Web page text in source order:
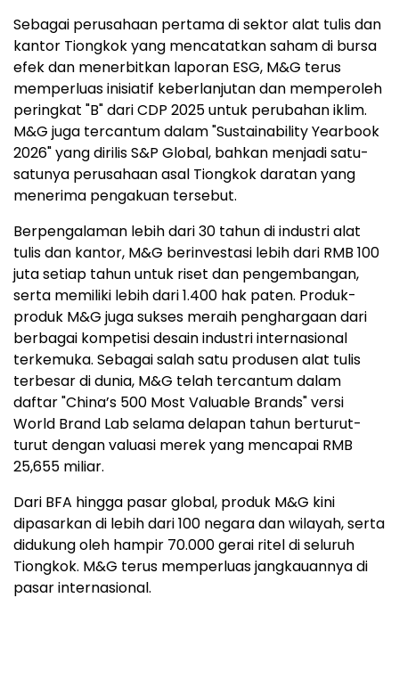
Sebagai perusahaan pertama di sektor alat tulis dan
kantor Tiongkok yang mencatatkan saham di bursa
efek dan menerbitkan laporan ESG, M&G terus
memperluas inisiatif keberlanjutan dan memperoleh
peringkat "B" dari CDP 2025 untuk perubahan iklim.
M&G juga tercantum dalam "Sustainability Yearbook
2026" yang dirilis S&P Global, bahkan menjadi satu-
satunya perusahaan asal Tiongkok daratan yang
menerima pengakuan tersebut.
Berpengalaman lebih dari 30 tahun di industri alat
tulis dan kantor, M&G berinvestasi lebih dari RMB 100
juta setiap tahun untuk riset dan pengembangan,
serta memiliki lebih dari 1.400 hak paten. Produk-
produk M&G juga sukses meraih penghargaan dari
berbagai kompetisi desain industri internasional
terkemuka. Sebagai salah satu produsen alat tulis
terbesar di dunia, M&G telah tercantum dalam
daftar "China’s 500 Most Valuable Brands" versi
World Brand Lab selama delapan tahun berturut-
turut dengan valuasi merek yang mencapai RMB
25,655 miliar.
Dari BFA hingga pasar global, produk M&G kini
dipasarkan di lebih dari 100 negara dan wilayah, serta
didukung oleh hampir 70.000 gerai ritel di seluruh
Tiongkok. M&G terus memperluas jangkauannya di
pasar internasional.